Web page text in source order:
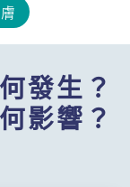
發生？
影響？